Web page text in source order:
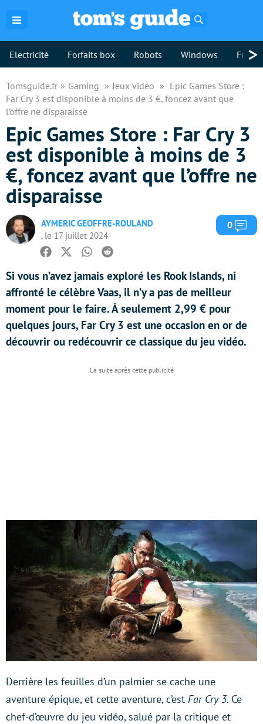
Electricité Forfaits box Robots Windows >
Tomsguide.fr Gaming Jeux vidéo
Epic Games Store :
Far Cry 3 est disponible à moins de 3 €, foncez avant que
l’offre ne disparaisse
Epic Games Store : Far Cry 3
est disponible à moins de 3
€, foncez avant que l’offre ne
disparaisse
AYMERIC GEOFFRE-ROULAND
, le 17 juillet 2024
0
Facebook
TwitterWhatsapp
Reddit
Si vous n’avez jamais exploré les Rook Islands, ni
affronté le célèbre Vaas, il n’y a pas de meilleur
moment pour le faire. À seulement 2,99 € pour
quelques jours, Far Cry 3 est une occasion en or de
découvrir ou redécouvrir ce classique du jeu vidéo.
Derrière les feuilles d’un palmier se cache une
aventure épique, et cette aventure, c’est Far Cry 3. Ce
chef-d’œuvre du jeu vidéo, salué par la critique et